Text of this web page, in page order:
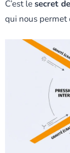
C’est lesecret
qui nous permet